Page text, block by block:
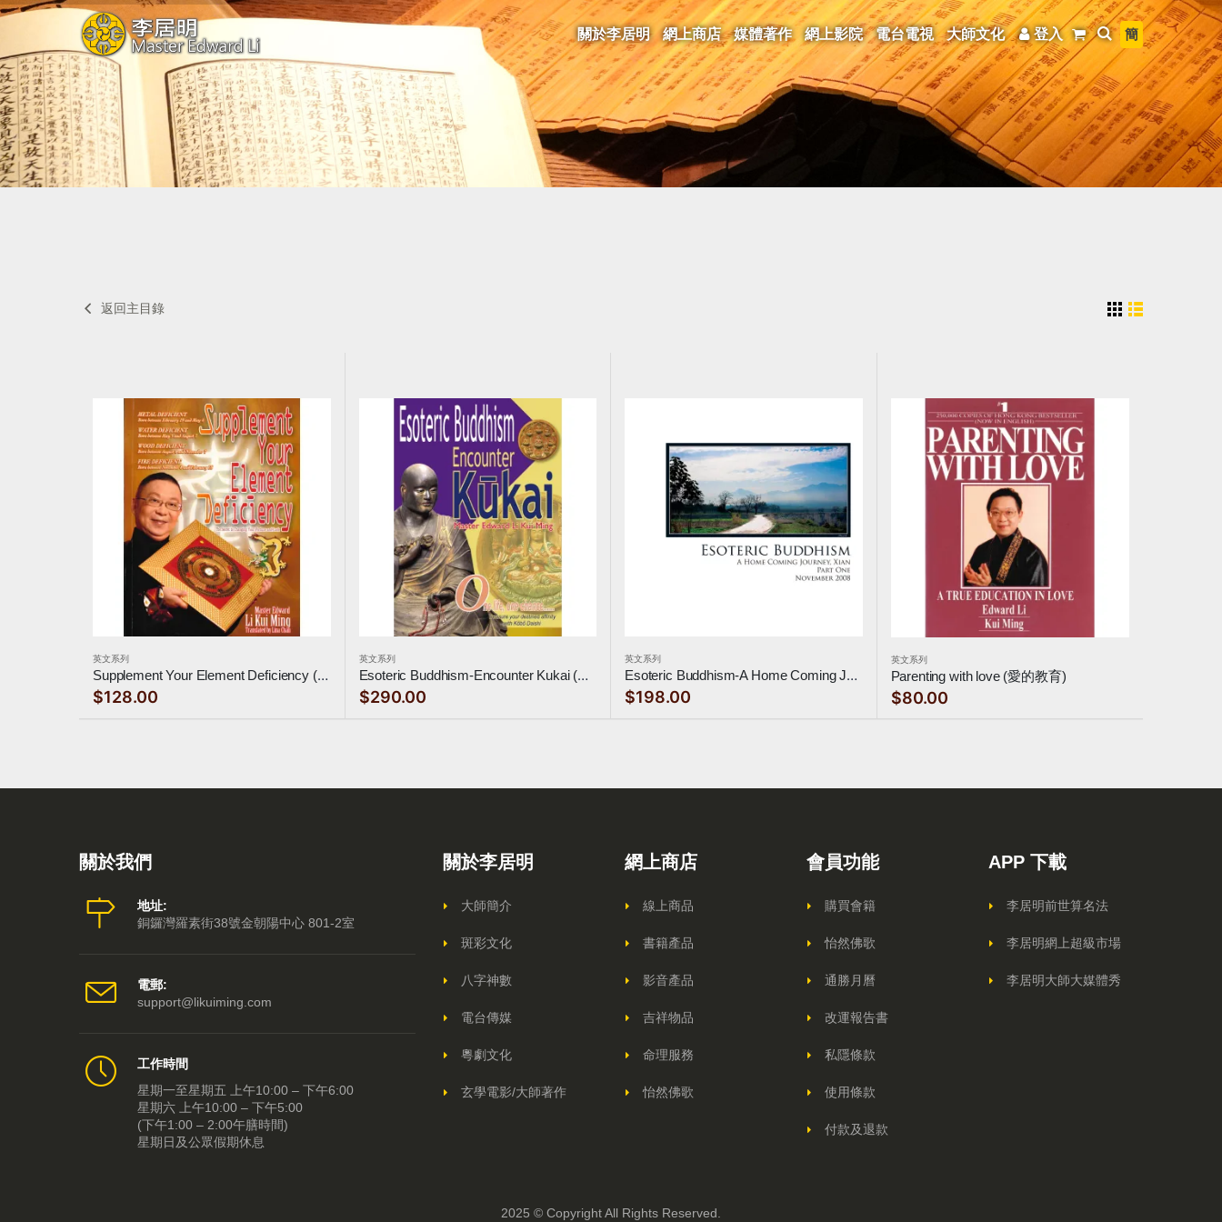
關於李居明 網上商店 媒體著作 網上影院 電台電視 大師文化 登入 簡
返回主目錄
英文系列
Supplement Your Element Deficiency (餓命)
$128.00
英文系列
Esoteric Buddhism-Encounter Kukai (空海傳)
$290.00
英文系列
Esoteric Buddhism-A Home Coming Journey, Xian
$198.00
英文系列
Parenting with love (愛的教育)
$80.00
關於我們
地址:
銅鑼灣羅素街38號金朝陽中心 801-2室
電郵:
support@likuiming.com
工作時間
星期一至星期五 上午10:00 – 下午6:00
星期六 上午10:00 – 下午5:00
(下午1:00 – 2:00午膳時間)
星期日及公眾假期休息
關於李居明
大師簡介
斑彩文化
八字神數
電台傳媒
粵劇文化
玄學電影/大師著作
網上商店
線上商品
書籍產品
影音產品
吉祥物品
命理服務
怡然佛歌
會員功能
購買會籍
怡然佛歌
通勝月曆
改運報告書
私隱條款
使用條款
付款及退款
APP 下載
李居明前世算名法
李居明網上超級市場
李居明大師大媒體秀
2025 © Copyright All Rights Reserved.